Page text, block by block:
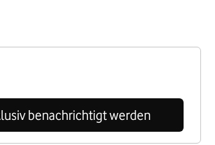
benachrichtigt werden